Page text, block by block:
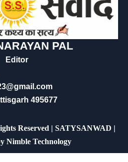
PAL
Editor
495677
Reserved | SATYSANWAD |
Nimble Technology